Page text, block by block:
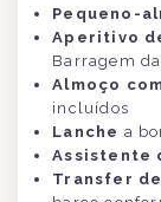
Pequeno-
Aperitivo
Barragem
Almoço
incluídos
Lanche a
Assistente
Transfer